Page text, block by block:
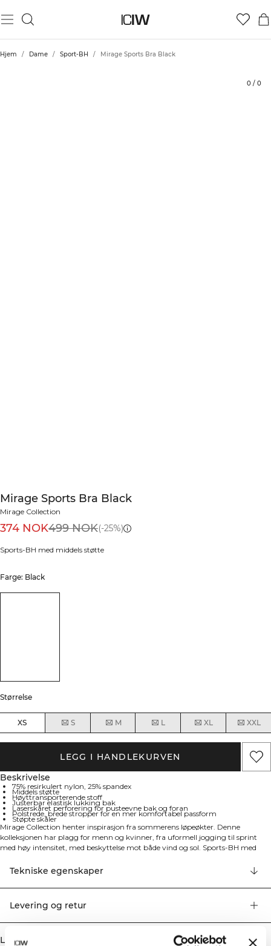
Hjem / Dame / Sport-BH / Mirage Sports Bra Black
0 / 0
Mirage Sports Bra Black
Mirage Collection
374 NOK499 NOK(-25%)
Sports-BH med middels støtte
Farge: Black
Størrelse
XS S M L XL XXL
LEGG I HANDLEKURVEN
Beskrivelse
75% resirkulert nylon, 25% spandex
Middels støtte
Høyttransporterende stoff
Justerbar elastisk lukking bak
Laserskåret perforering for pusteevne bak og foran
Polstrede, brede stropper for en mer komfortabel passform
Støpte skåler
Mirage Collection henter inspirasjon fra sommerens løpeøkter. Denne
kolleksjonen har plagg for menn og kvinner, fra uformell jogging til sprint
med høy intensitet, med beskyttelse mot både vind og sol. Sports-BH med
Materialet er svært elastisk med fukttransporterende egenskaper og
laserskåret perforering som gir lufting. De støpte skålene, elastisk midje og
racerrygg gir mer støtte, og stroppene har ekstra polstring for enda mer
justerbar elastisk lukking bak, laserskåret perforering for pusteevne bak og
Tekniske egenskaper
Levering og retur
Lignende produkter